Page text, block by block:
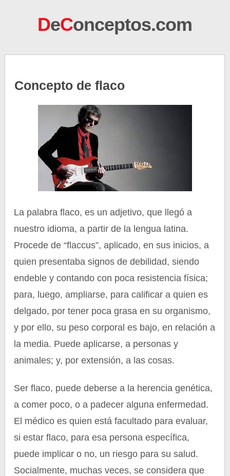
DeConceptos.com
Concepto de flaco
La palabra flaco, es un adjetivo, que llegó a
nuestro idioma, a partir de la lengua latina.
Procede de “flaccus”, aplicado, en sus inicios, a
quien presentaba signos de debilidad, siendo
endeble y contando con poca resistencia física;
para, luego, ampliarse, para calificar a quien es
delgado, por tener poca grasa en su organismo,
y por ello, su peso corporal es bajo, en relación a
la media. Puede aplicarse, a personas y
animales; y, por extensión, a las cosas.
Ser flaco, puede deberse a la herencia genética,
a comer poco, o a padecer alguna enfermedad.
El médico es quien está facultado para evaluar,
si estar flaco, para esa persona específica,
puede implicar o no, un riesgo para su salud.
Socialmente, muchas veces, se considera que